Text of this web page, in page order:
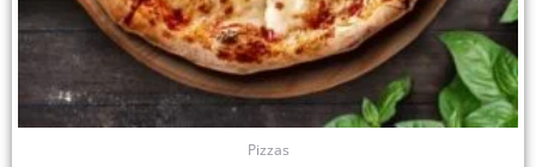
Pizzas
producto